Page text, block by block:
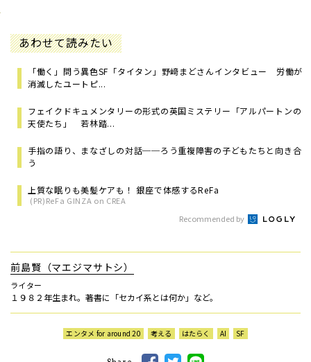
あわせて読みたい
「働く」問う異色SF「タイタン」野﨑まどさんインタビュー 労働が
消滅したユートピ...
フェイクドキュメンタリーの形式の英国ミステリー「アルパートンの
天使たち」 若林踏...
手指の語り、まなざしの対話──ろう重複障害の子どもたちと向き合
う
上質な眠りも美髪ケアも！ 銀座で体感するReFa
(PR)ReFa GINZA on CREA
Recommended by
前島賢（マエジマサトシ）
ライター
１９８２年生まれ。著書に「セカイ系とは何か」など。
エンタメ for around 20 考える はたらく AI SF